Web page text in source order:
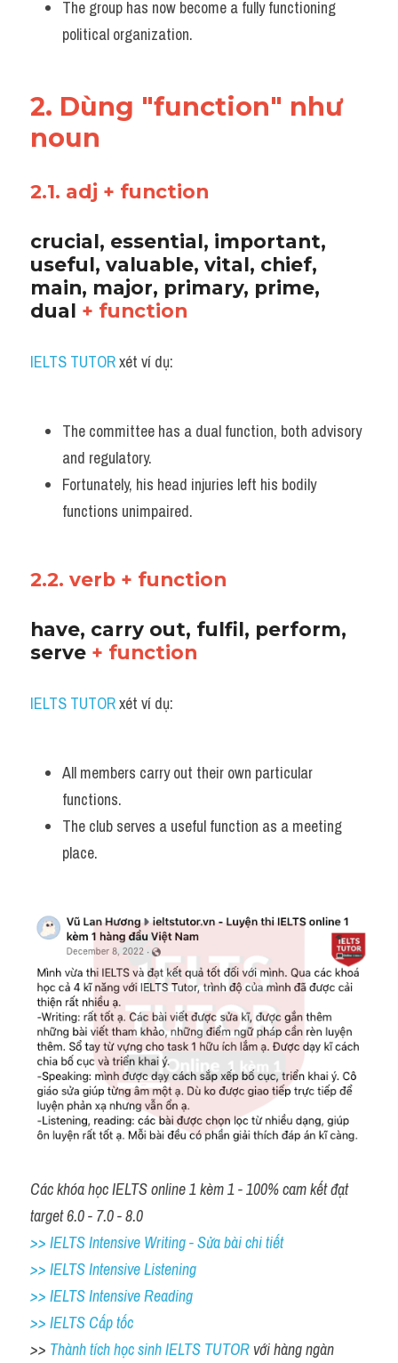
The group has now become a fully functioning
political organization.
2. Dùng "function" như
noun
2.1. adj + function
crucial, essential, important,
useful, valuable, vital, chief,
main, major, primary, prime,
dual + function
IELTS TUTOR xét ví dụ:
The committee has a dual function, both advisory
and regulatory.
Fortunately, his head injuries left his bodily
functions unimpaired.
2.2. verb + function
have, carry out, fulfil, perform,
serve + function
IELTS TUTOR xét ví dụ:
All members carry out their own particular
functions.
The club serves a useful function as a meeting
place.
Các khóa học IELTS online 1 kèm 1 - 100% cam kết đạt
target 6.0 - 7.0 - 8.0
>> IELTS Intensive Writing - Sửa bài chi tiết
>> IELTS Intensive Listening
>> IELTS Intensive Reading
>> IELTS Cấp tốc
>> Thành tích học sinh IELTS TUTOR với hàng ngàn